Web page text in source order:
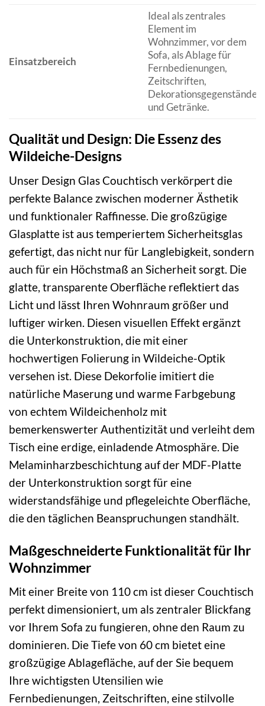
Einsatzbereich
Ideal als zentrales
Element im
Wohnzimmer, vor dem
Sofa, als Ablage für
Fernbedienungen,
Zeitschriften,
Dekorationsgegenstände
und Getränke.
Qualität und Design: Die Essenz des
Wildeiche-Designs
Unser Design Glas Couchtisch verkörpert die
perfekte Balance zwischen moderner Ästhetik
und funktionaler Raffinesse. Die großzügige
Glasplatte ist aus temperiertem Sicherheitsglas
gefertigt, das nicht nur für Langlebigkeit, sondern
auch für ein Höchstmaß an Sicherheit sorgt. Die
glatte, transparente Oberfläche reflektiert das
Licht und lässt Ihren Wohnraum größer und
luftiger wirken. Diesen visuellen Effekt ergänzt
die Unterkonstruktion, die mit einer
hochwertigen Folierung in Wildeiche-Optik
versehen ist. Diese Dekorfolie imitiert die
natürliche Maserung und warme Farbgebung
von echtem Wildeichenholz mit
bemerkenswerter Authentizität und verleiht dem
Tisch eine erdige, einladende Atmosphäre. Die
Melaminharzbeschichtung auf der MDF-Platte
der Unterkonstruktion sorgt für eine
widerstandsfähige und pflegeleichte Oberfläche,
die den täglichen Beanspruchungen standhält.
Maßgeschneiderte Funktionalität für Ihr
Wohnzimmer
Mit einer Breite von 110 cm ist dieser Couchtisch
perfekt dimensioniert, um als zentraler Blickfang
vor Ihrem Sofa zu fungieren, ohne den Raum zu
dominieren. Die Tiefe von 60 cm bietet eine
großzügige Ablagefläche, auf der Sie bequem
Ihre wichtigsten Utensilien wie
Fernbedienungen, Zeitschriften, eine stilvolle